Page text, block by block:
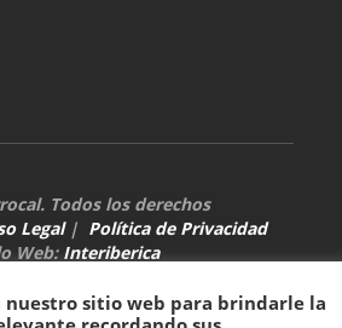
Todos los derechos
Legal| Política de Privacidad
Web: Interiberica
nuestro sitio web para brindarle la